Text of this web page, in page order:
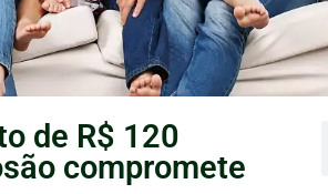
de R$ 120
compromete